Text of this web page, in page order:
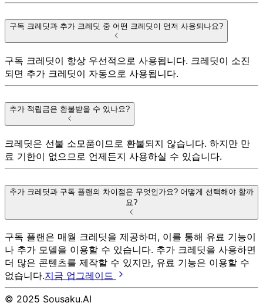
구독 크레딧과 추가 크레딧 중 어떤 크레딧이 먼저 사용되나요?
구독 크레딧이 항상 우선적으로 사용됩니다. 크레딧이 소진
되면 추가 크레딧이 자동으로 사용됩니다.
추가 적립금은 환불받을 수 있나요?
크레딧은 선불 소모품이므로 환불되지 않습니다. 하지만 만
료 기한이 없으므로 언제든지 사용하실 수 있습니다.
추가 크레딧과 구독 플랜의 차이점은 무엇인가요? 어떻게 선택해야 할까
요?
구독 플랜은 매월 크레딧을 제공하며, 이를 통해 유료 기능이
나 추가 모델을 이용할 수 있습니다. 추가 크레딧을 사용하면
더 많은 콘텐츠를 제작할 수 있지만, 유료 기능은 이용할 수
없습니다.지금 업그레이드
© 2025 Sousaku.AI